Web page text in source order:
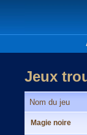
Jeux
Nom du jeu
Magie noire